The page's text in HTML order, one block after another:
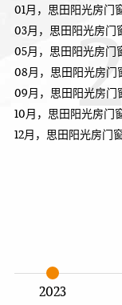
01月，思田阳光房门
03月，思田阳光房门
05月，思田阳光房门
08月，思田阳光房门
09月，思田阳光房门
10月，思田阳光房门
12月，思田阳光房门
2023